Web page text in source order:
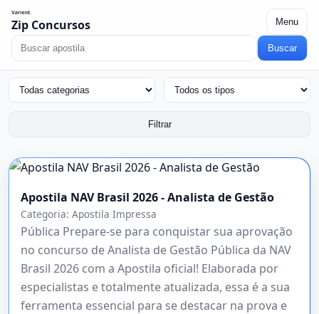
Zip Concursos Menu
Buscar
Filtrar
Apostila NAV Brasil 2026 - Analista de Gestão
Categoria: Apostila Impressa
Pública Prepare-se para conquistar sua aprovação
no concurso de Analista de Gestão Pública da NAV
Brasil 2026 com a Apostila oficial! Elaborada por
especialistas e totalmente atualizada, essa é a sua
ferramenta essencial para se destacar na prova e